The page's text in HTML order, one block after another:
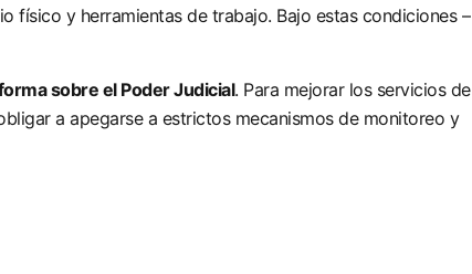
físico y herramientas de trabajo. Bajo estas condiciones –
sobre el Poder Judicial. Para mejorar los servicios de
a apegarse a estrictos mecanismos de monitoreo y